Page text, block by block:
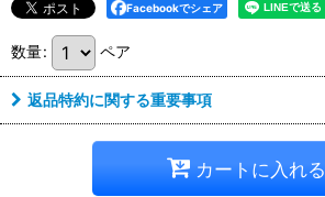
Facebookでシェア
数量: ペア
返品特約に関する重要事項
カートに入れる